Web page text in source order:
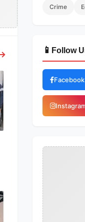
Crime
📱 Follow
Facebook